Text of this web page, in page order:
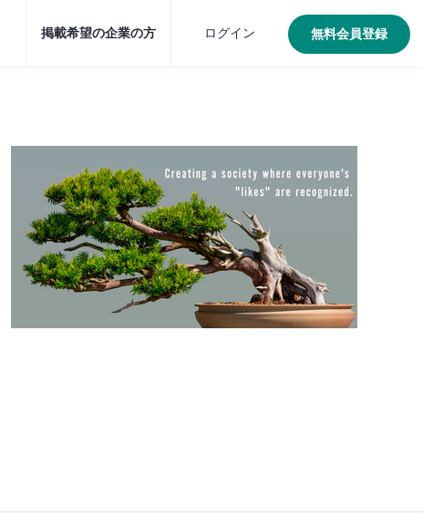
掲載希望の企業の方 ログイン 無料会員登録